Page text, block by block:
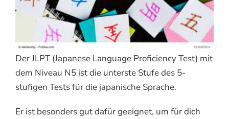
Der JLPT (Japanese Language Proficiency Test) mit
dem Niveau N5 ist die unterste Stufe des 5-
stufigen Tests für die japanische Sprache.
Er ist besonders gut dafür geeignet, um für dich